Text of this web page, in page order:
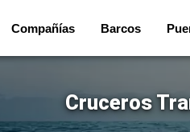
Compañías Barcos
Cruceros